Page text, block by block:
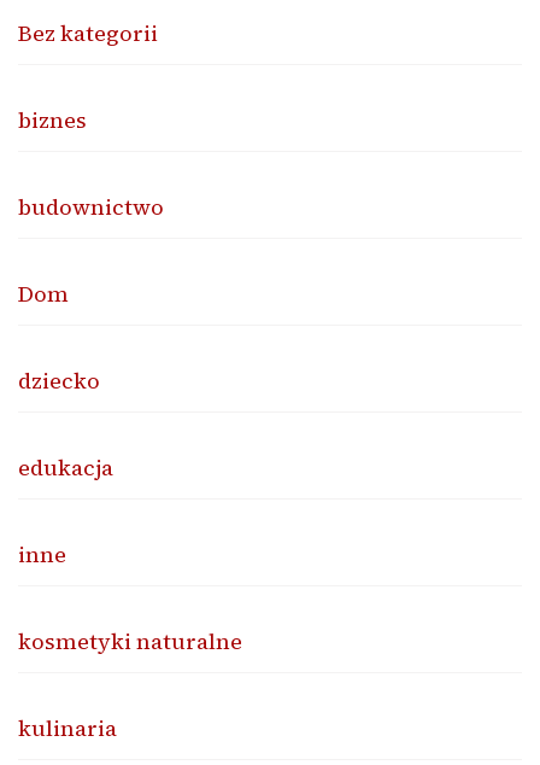
Bez kategorii
biznes
budownictwo
Dom
dziecko
edukacja
inne
kosmetyki naturalne
kulinaria